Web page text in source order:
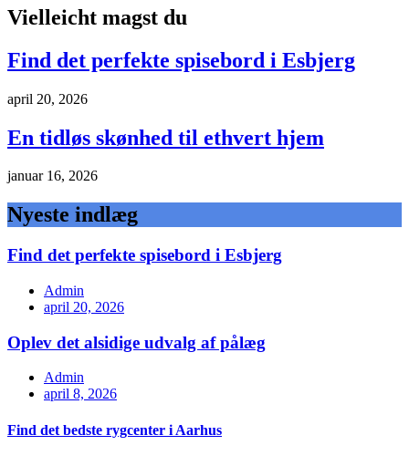
Vielleicht magst du
Find det perfekte spisebord i Esbjerg
april 20, 2026
En tidløs skønhed til ethvert hjem
januar 16, 2026
Nyeste indlæg
Find det perfekte spisebord i Esbjerg
Admin
april 20, 2026
Oplev det alsidige udvalg af pålæg
Admin
april 8, 2026
Find det bedste rygcenter i Aarhus